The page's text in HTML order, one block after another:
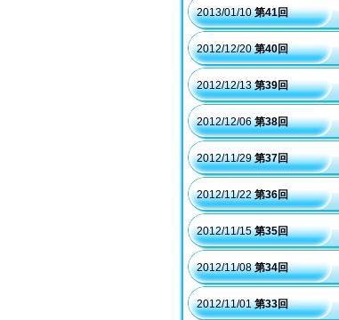
2013/01/10第41回
2012/12/20第40回
2012/12/13第39回
2012/12/06第38回
2012/11/29第37回
2012/11/22第36回
2012/11/15第35回
2012/11/08第34回
2012/11/01第33回